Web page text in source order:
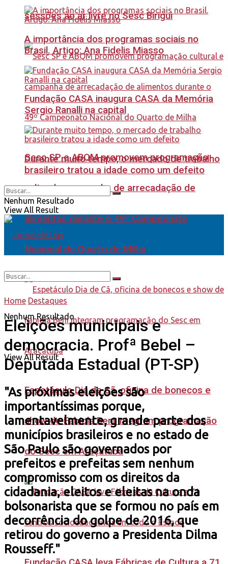
sessões ao ar livre no Sesc Birigui
Sesc SP e ABQM promovem programação
cultural e campanha de arrecadação de
alimentos durante o 49º Campeonato
Nacional do Quarto de Milha
Espetáculo Dia de Cã, oficina de bonecos e
show de Fabiola Beni integram programação
do Sesc em Araçatuba
A importância dos programas sociais no
Brasil. Artigo: Ana Fidelis Miasso
Fundação CASA inaugura CASA da Memória
Sergio Ranalli na capital
Durante muito tempo, o mercado de trabalho
brasileiro tratou a idade como um defeito
Nenhum Resultado
View All Result
Nenhum Resultado
View All Result
Home Destaques
Eleições municipais e
democracia. Profª Bebel –
Deputada Estadual (PT-SP)
"As próximas eleições são
importantíssimas porque,
lamentavelmente, grande parte dos
municípios brasileiros e no estado de
São Paulo são governados por
prefeitos e prefeitas sem nenhum
compromisso com os direitos da
cidadania, eleitos e eleitas na onda
bolsonarista que se formou no país em
decorrência do golpe de 2016, que
retirou do governo a Presidenta Dilma
Rousseff."